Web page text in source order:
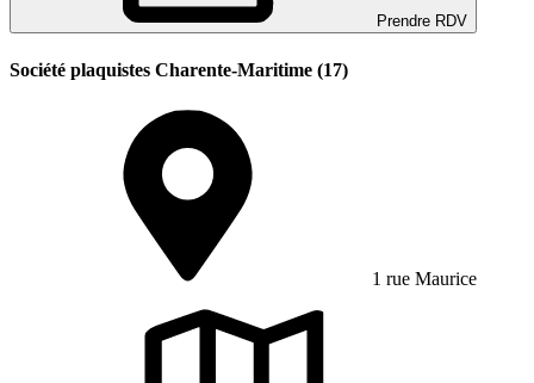
Prendre RDV
Société plaquistes Charente-Maritime (17)
1 rue Maurice